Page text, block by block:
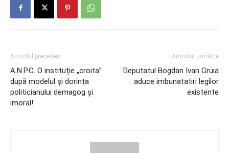
Articolul precedent
A.N.P.C. O instituție „croita”
după modelul și dorința
politicianului demagog și
imoral!
Articolul următor
Deputatul Bogdan Ivan Gruia
aduce imbunatatiri legilor
existente